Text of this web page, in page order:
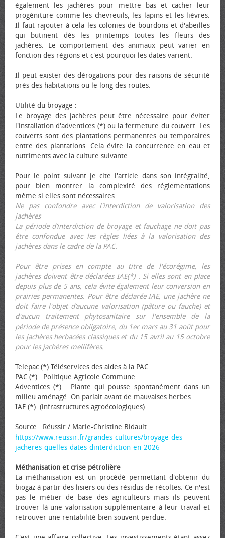
également les jachères pour mettre bas et cacher leur
progéniture comme les chevreuils, les lapins et les lièvres.
Il faut rajouter à cela les colonies de bourdons et d'abeilles
qui butinent dès les printemps toutes les fleurs des
jachères. Le comportement des animaux peut varier en
fonction des régions et c'est pourquoi les dates varient.
Il peut exister des dérogations pour des raisons de sécurité
près des habitations ou le long des routes.
Utilité du broyage :
Le broyage des jachères peut être nécessaire pour éviter
l'installation d'adventices (*) ou la fermeture du couvert. Les
couverts sont des plantations permanentes ou temporaires
entre des plantations. Cela évite la concurrence en eau et
nutriments avec la culture suivante.
Pour le point suivant je cite l'article dans son intégralité,
pour bien montrer la complexité des réglementations
même si elles sont nécessaires.
Ne pas confondre avec l'interdiction de valorisation des
jachères
La période d’interdiction de broyage et fauchage ne doit pas
être confondue avec les règles liées à la valorisation des
jachères dans le cadre de la PAC.
Pour être prises en compte au titre de l'écorégime, les
jachères doivent être déclarées IAE(*) . Si elles sont en place
depuis plus de 5 ans, cela évite également leur conversion en
prairies permanentes. Pour être déclarée IAE, une jachère ne
doit faire l'objet d’aucune valorisation (pâture ou fauche) et
d'aucun traitement phytosanitaire sur l'ensemble de la
période de présence obligatoire, du 1er mars au 31 août pour
les jachères herbacées classiques et du 15 avril au 15 octobre
pour les jachères mellifères.
Telepac (*) Téléservices des aides à la PAC
PAC (*) : Politique Agricole Commune
Adventices (*) : Plante qui pousse spontanément dans un
milieu aménagé. On parlait avant de mauvaises herbes.
IAE (*) :(infrastructures agroécologiques)
Source : Réussir / Marie-Christine Bidault
https://www.reussir.fr/grandes-cultures/broyage-des-
jacheres-quelles-dates-dinterdiction-en-2026
Méthanisation et crise pétrolière
La méthanisation est un procédé permettant d'obtenir du
biogaz à partir des lisiers ou des résidus de récoltes. Ce n'est
pas le métier de base des agriculteurs mais ils peuvent
trouver là une valorisation supplémentaire à leur travail et
retrouver une rentabilité bien souvent perdue.